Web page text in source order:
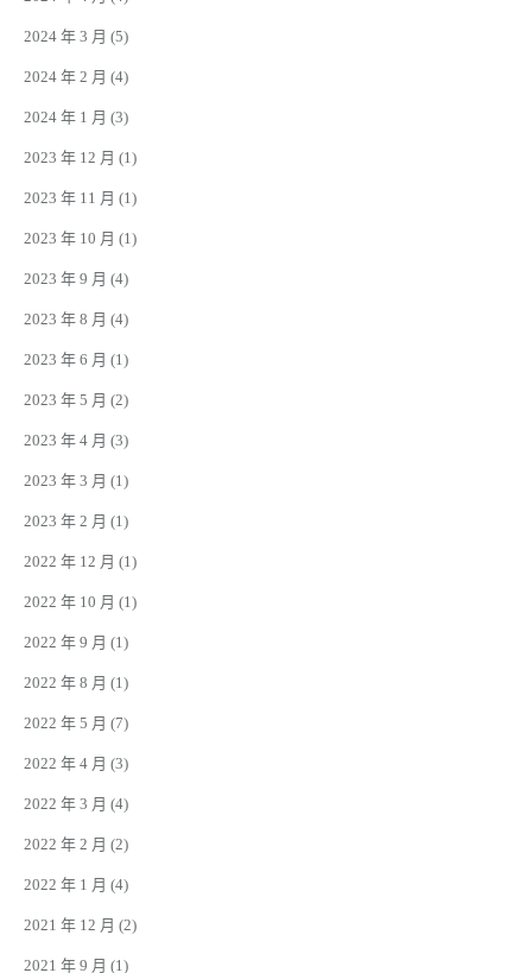
2024 年 3 月 (5)
2024 年 2 月 (4)
2024 年 1 月 (3)
2023 年 12 月 (1)
2023 年 11 月 (1)
2023 年 10 月 (1)
2023 年 9 月 (4)
2023 年 8 月 (4)
2023 年 6 月 (1)
2023 年 5 月 (2)
2023 年 4 月 (3)
2023 年 3 月 (1)
2023 年 2 月 (1)
2022 年 12 月 (1)
2022 年 10 月 (1)
2022 年 9 月 (1)
2022 年 8 月 (1)
2022 年 5 月 (7)
2022 年 4 月 (3)
2022 年 3 月 (4)
2022 年 2 月 (2)
2022 年 1 月 (4)
2021 年 12 月 (2)
2021 年 9 月 (1)